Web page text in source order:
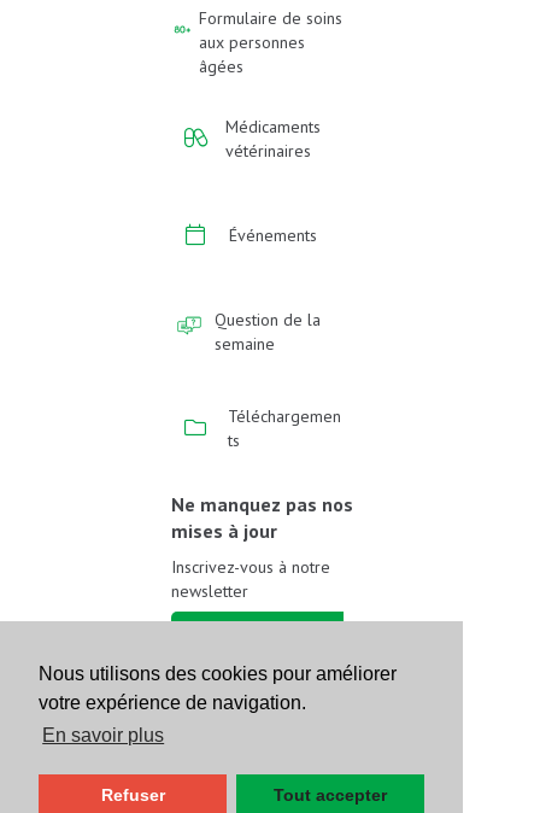
Nous utilisons des cookies pour améliorer
votre expérience de navigation.
En savoir plus
Refuser Tout accepter
Formulaire de soins
aux personnes
âgées
Médicaments
vétérinaires
Événements
Question de la
semaine
Téléchargemen
ts
Ne manquez pas nos
mises à jour
Inscrivez-vous à notre
newsletter
Suivez-nous sur les